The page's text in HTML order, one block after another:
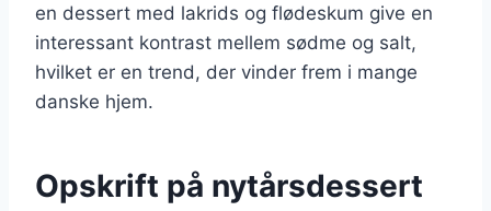
en dessert med lakrids og flødeskum give en
interessant kontrast mellem sødme og salt,
hvilket er en trend, der vinder frem i mange
danske hjem.
Opskrift på nytårsdessert